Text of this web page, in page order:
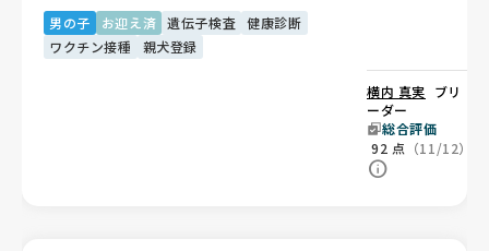
男の子
お迎え済 遺伝子検査
健康診断
ワクチン接種
親犬登録
横内 真実 ブリ
ーダー
総合評価
92 点 （11/12）